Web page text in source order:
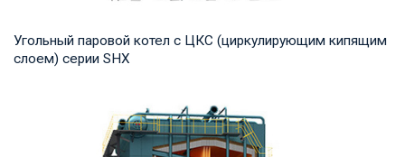
Угольный паровой котел с ЦКС (циркулирующим кипящим
слоем) серии SHX
продукта: 10-75 т/ч Температура на выход...